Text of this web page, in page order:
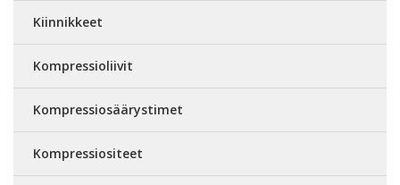
Kiinnikkeet
Kompressioliivit
Kompressiosäärystimet
Kompressiositeet